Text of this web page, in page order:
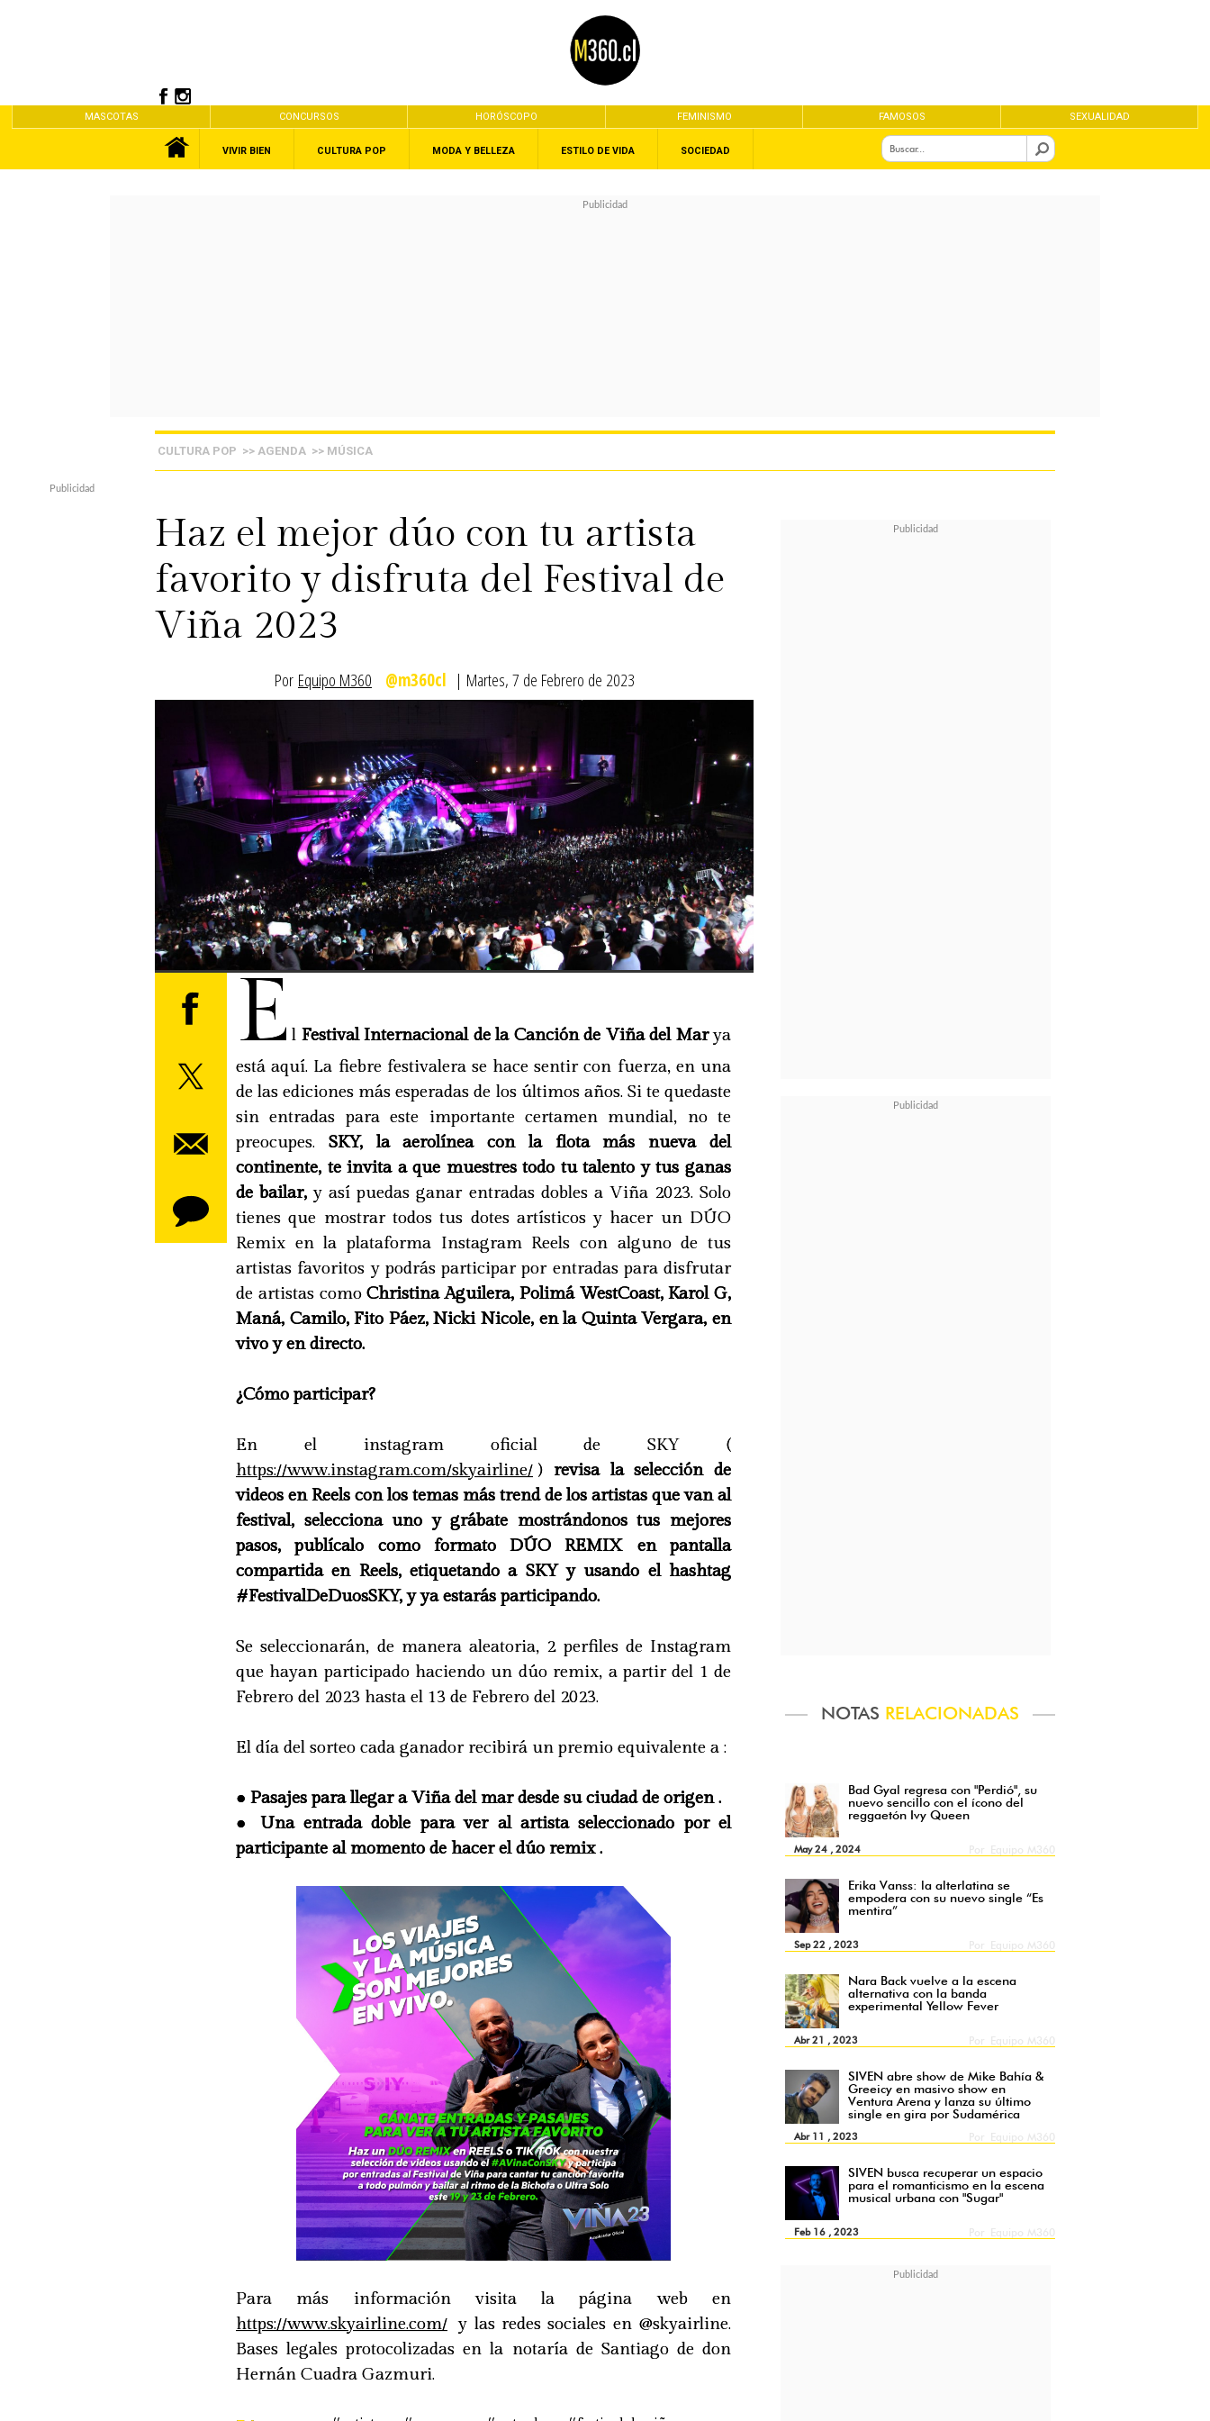
MASCOTAS CONCURSOS HORÓSCOPO FEMINISMO FAMOSOS SEXUALIDAD
VIVIR BIEN CULTURA POP MODA Y BELLEZA ESTILO DE VIDA SOCIEDAD
CULTURA POP >> AGENDA >> MÚSICA
Haz el mejor dúo con tu artista
favorito y disfruta del Festival de
Viña 2023
Por Equipo M360 @m360cl | Martes, 7 de Febrero de 2023
NOTAS RELACIONADAS
Bad Gyal regresa con "Perdió", su
nuevo sencillo con el ícono del
reggaetón Ivy Queen
May 24 , 2024
Erika Vanss: la alterlatina se
empodera con su nuevo single “Es
mentira”
Sep 22 , 2023
Nara Back vuelve a la escena
alternativa con la banda
experimental Yellow Fever
Abr 21 , 2023
SIVEN abre show de Mike Bahía &
Greeicy en masivo show en
Ventura Arena y lanza su último
single en gira por Sudamérica
Abr 11 , 2023
SIVEN busca recuperar un espacio
para el romanticismo en la escena
musical urbana con "Sugar"
Feb 16 , 2023
E l Festival Internacional de la Canción de Viña del Marya
está aquí. La fiebre festivalera se hace sentir con fuerza, en una
de las ediciones más esperadas de los últimos años. Si te quedaste
sin entradas para este importante certamen mundial, no te
preocupes. SKY, la aerolínea con la flota más nueva del
continente, te invita a que muestres todo tu talento y tus ganas
de bailar, y así puedas ganar entradas dobles a Viña 2023. Solo
tienes que mostrar todos tus dotes artísticos y hacer un DÚO
Remix en la plataforma Instagram Reels con alguno de tus
artistas favoritos y podrás participar por entradas para disfrutar
de artistas comoChristina Aguilera, Polimá WestCoast, Karol G,
Maná, Camilo, Fito Páez, Nicki Nicole, en la Quinta Vergara, en
vivo y en directo.
¿Cómo participar?
En el instagram oficial de SKY (
https://www.instagram.com/skyairline/ ) revisa la selección de
videos en Reels con los temas más trend de los artistas que van al
festival, selecciona uno y grábate mostrándonos tus mejores
pasos, publícalo como formato DÚO REMIX en pantalla
compartida en Reels, etiquetando a SKY y usando el hashtag
#FestivalDeDuosSKY, y ya estarás participando.
Se seleccionarán, de manera aleatoria, 2 perfiles de Instagram
que hayan participado haciendo un dúo remix, a partir del 1 de
Febrero del 2023 hasta el 13 de Febrero del 2023.
El día del sorteo cada ganador recibirá un premio equivalente a :
● Pasajes para llegar a Viña del mar desde su ciudad de origen .
● Una entrada doble para ver al artista seleccionado por el
participante al momento de hacer el dúo remix .
Para más información visita la página web en
https://www.skyairline.com/ y las redes sociales en @skyairline.
Bases legales protocolizadas en la notaría de Santiago de don
Hernán Cuadra Gazmuri.